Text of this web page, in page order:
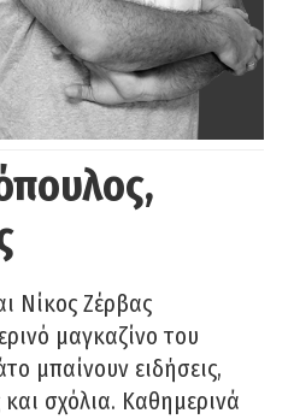
Νίκος Ζέρβας
μαγκαζίνο του
μπαίνουν ειδήσεις,
και σχόλια. Καθημερινά